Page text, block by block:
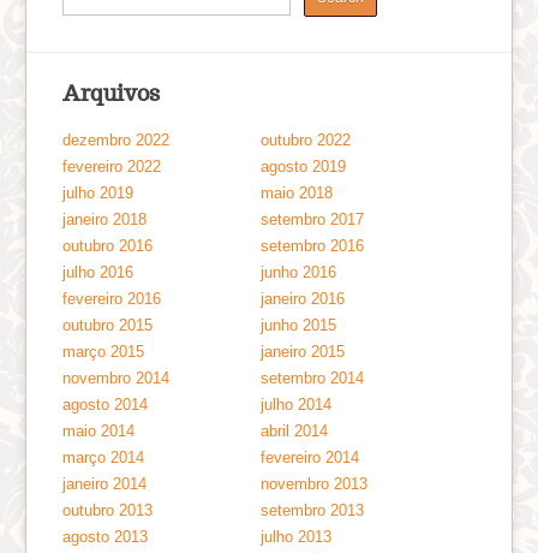
Arquivos
dezembro 2022
outubro 2022
fevereiro 2022
agosto 2019
julho 2019
maio 2018
janeiro 2018
setembro 2017
outubro 2016
setembro 2016
julho 2016
junho 2016
fevereiro 2016
janeiro 2016
outubro 2015
junho 2015
março 2015
janeiro 2015
novembro 2014
setembro 2014
agosto 2014
julho 2014
maio 2014
abril 2014
março 2014
fevereiro 2014
janeiro 2014
novembro 2013
outubro 2013
setembro 2013
agosto 2013
julho 2013